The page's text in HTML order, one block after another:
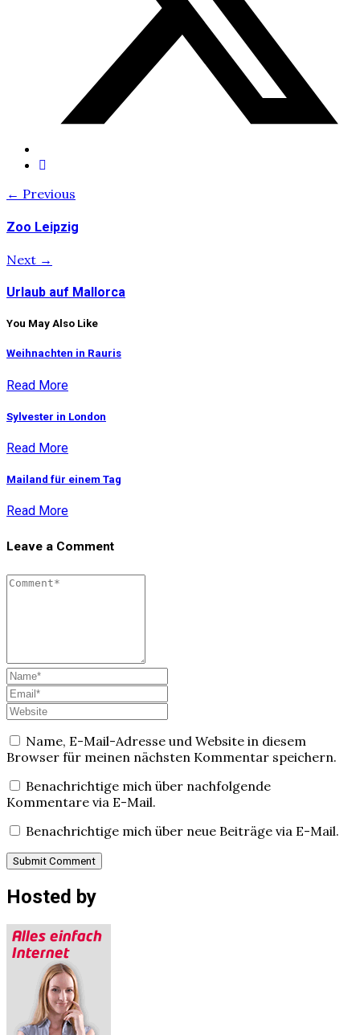
← Previous
Zoo Leipzig
Next →
Urlaub auf Mallorca
You May Also Like
Weihnachten in Rauris
Read More
Sylvester in London
Read More
Mailand für einem Tag
Read More
Leave a Comment
Name, E-Mail-Adresse und Website in diesem
Browser für meinen nächsten Kommentar speichern.
Benachrichtige mich über nachfolgende
Kommentare via E-Mail.
Benachrichtige mich über neue Beiträge via E-Mail.
Hosted by